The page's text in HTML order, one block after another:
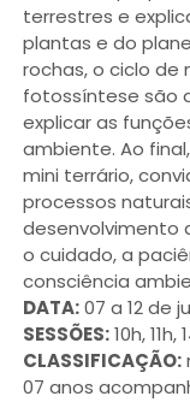
terrestres e
plantas e do
rochas, o ciclo de
fotossíntese são
explicar as
ambiente. Ao
mini terrário,
processos
desenvolvimento
o cuidado, a
consciência
DATA:07 a 12 de
SESSÕES:10h, 11h,
CLASSIFICAÇÃO:
07 anos